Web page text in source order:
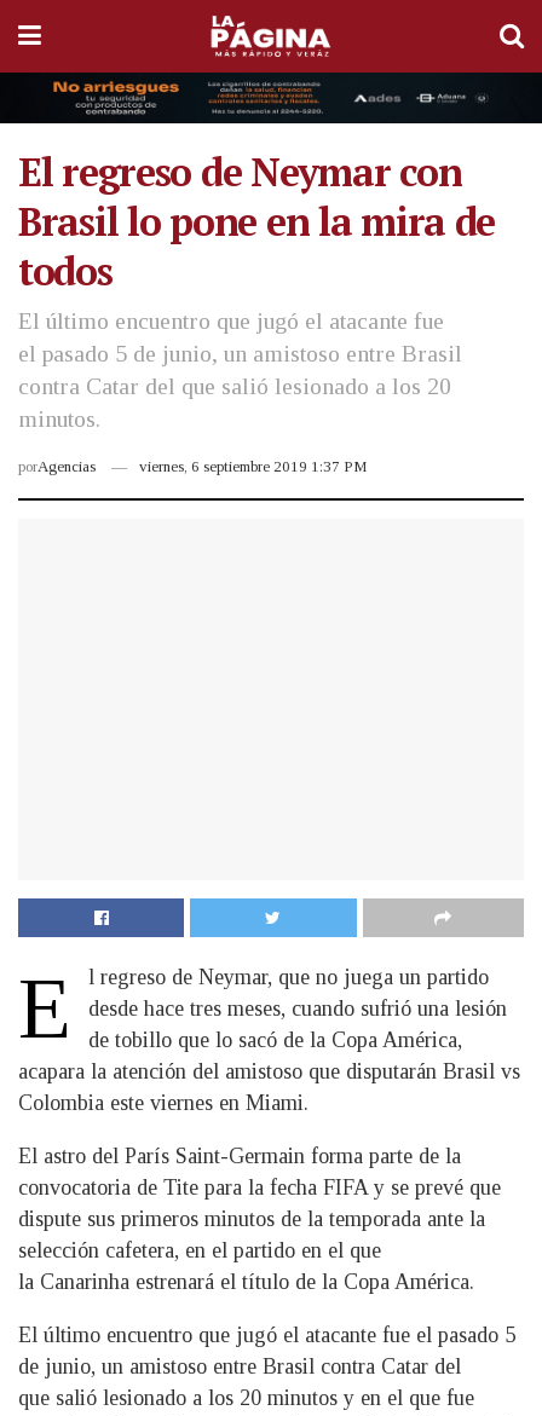
El regreso de Neymar con
Brasil lo pone en la mira de
todos
El último encuentro que jugó el atacante fue
el pasado 5 de junio, un amistoso entre Brasil
contra Catar del que salió lesionado a los 20
minutos.
porAgencias viernes, 6 septiembre 2019 1:37 PM
E
l regreso de Neymar, que no juega un partido
desde hace tres meses, cuando sufrió una lesión
de tobillo que lo sacó de la Copa América,
acapara la atención del amistoso que disputarán Brasil vs
Colombia este viernes en Miami.
El astro del París Saint-Germain forma parte de la
convocatoria de Tite para la fecha FIFA y se prevé que
dispute sus primeros minutos de la temporada ante la
selección cafetera, en el partido en el que
la Canarinha estrenará el título de la Copa América.
El último encuentro que jugó el atacante fue el pasado 5
de junio, un amistoso entre Brasil contra Catar del
que salió lesionado a los 20 minutos y en el que fue